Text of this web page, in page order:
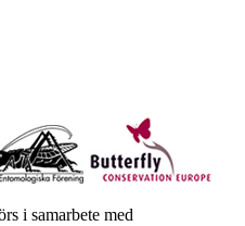
i samarbete med